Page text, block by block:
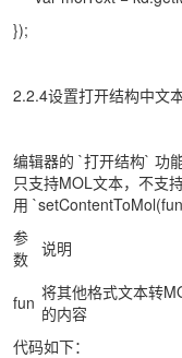
});
2.2.4设置打开结构中文
编辑器的 `打开结构` 功
只支持MOL文本，不支
用
参
数 说明
fun 将其他格式文本转
的内容
代码如下：